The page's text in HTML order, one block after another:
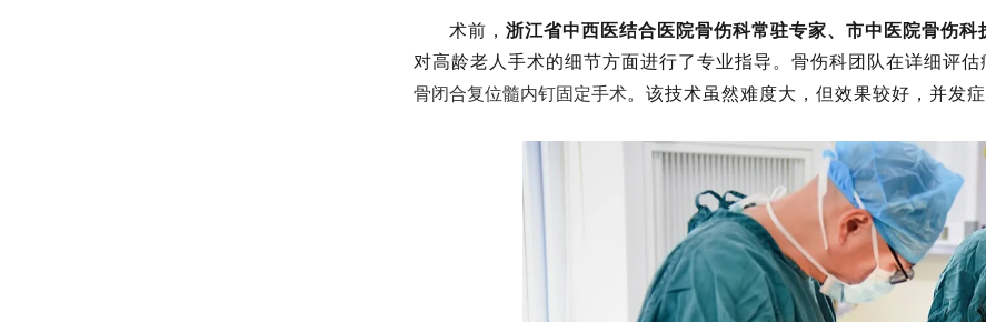
术前， 浙江省中西医结合医院骨伤科常驻专家、市中医院骨伤科
对高龄老人手术的细节方面进行了专业指导。骨伤科团队在详细评
骨闭合复位髓内钉固定手术。该技术虽然难度大，但效果较好，并发症